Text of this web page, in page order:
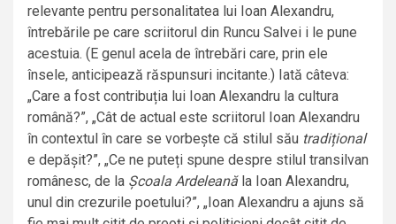
relevante pentru personalitatea lui Ioan Alexandru,
întrebările pe care scriitorul din Runcu Salvei i le pune
acestuia. (E genul acela de întrebări care, prin ele
însele, anticipează răspunsuri incitante.) Iată câteva:
„Care a fost contribuția lui Ioan Alexandru la cultura
română?”, „Cât de actual este scriitorul Ioan Alexandru
în contextul în care se vorbește că stilul său tradițional
e depășit?”, „Ce ne puteți spune despre stilul transilvan
românesc, de la Școala Ardeleanăla Ioan Alexandru,
unul din crezurile poetului?”, „Ioan Alexandru a ajuns să